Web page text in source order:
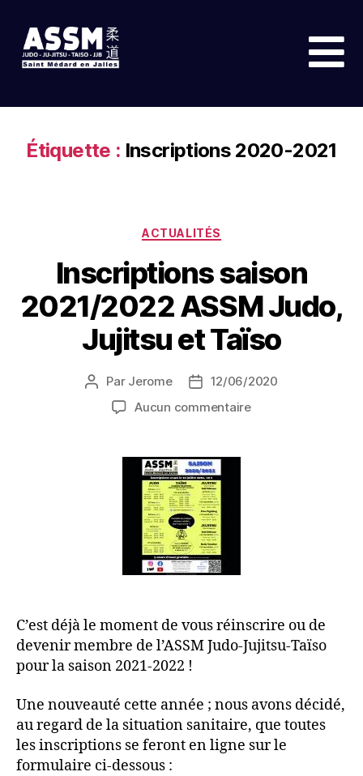
Étiquette : Inscriptions 2020-2021
ACTUALITÉS
Inscriptions saison
2021/2022 ASSM Judo,
Jujitsu et Taïso
Par Jerome
12/06/2020
Aucun commentaire
C’est déjà le moment de vous réinscrire ou de
devenir membre de l’ASSM Judo-Jujitsu-Taïso
pour la saison 2021-2022 !
Une nouveauté cette année ; nous avons décidé,
au regard de la situation sanitaire, que toutes
les inscriptions se feront en ligne sur le
formulaire ci-dessous :